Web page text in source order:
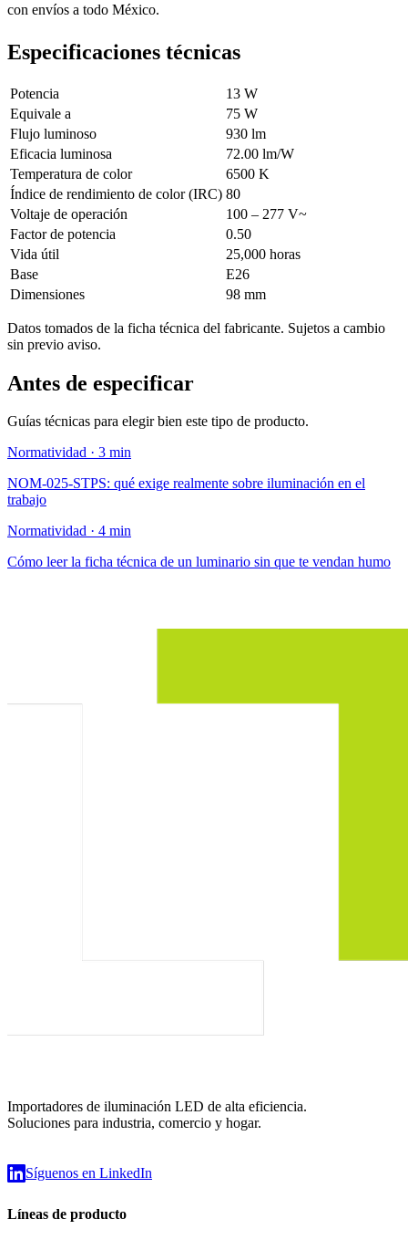
con envíos a todo México.
Especificaciones técnicas
Potencia
13 W
Equivale a
75 W
Flujo luminoso
930 lm
Eficacia luminosa
72.00 lm/W
Temperatura de color
6500 K
Índice de rendimiento de color (IRC) 80
Voltaje de operación
100 – 277 V~
Factor de potencia
0.50
Vida útil
25,000 horas
Base
E26
Dimensiones
98 mm
Datos tomados de la ficha técnica del fabricante. Sujetos a cambio
sin previo aviso.
Antes de especificar
Guías técnicas para elegir bien este tipo de producto.
Normatividad · 3 min
NOM-025-STPS: qué exige realmente sobre iluminación en el
trabajo
Normatividad · 4 min
Cómo leer la ficha técnica de un luminario sin que te vendan humo
Importadores de iluminación LED de alta eficiencia.
Soluciones para industria, comercio y hogar.
Síguenos en LinkedIn
Líneas de producto